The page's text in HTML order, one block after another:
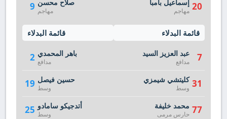
9 صلاح محسن
مهاجم
قائمة البدلاء
2 باهر المحمدي
مدافع
19 حسين فيصل
وسط
25 أتدجيكو سامادو
وسط
20 إسماعيل بامبا
مهاجم
قائمة البدلاء
7 عبد العزيز السيد
مدافع
31 كليتشي شيمزي
وسط
77 محمد خليفة
حارس مرمى